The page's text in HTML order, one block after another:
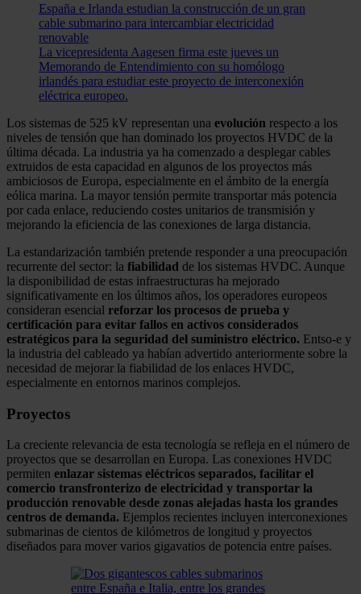
España e Irlanda estudian la construcción de un gran
cable submarino para intercambiar electricidad
renovable
La vicepresidenta Aagesen firma este jueves un
Memorando de Entendimiento con su homólogo
irlandés para estudiar este proyecto de interconexión
eléctrica europeo.
Los sistemas de 525 kV representan una evolución respecto a los
niveles de tensión que han dominado los proyectos HVDC de la
última década. La industria ya ha comenzado a desplegar cables
extruidos de esta capacidad en algunos de los proyectos más
ambiciosos de Europa, especialmente en el ámbito de la energía
eólica marina. La mayor tensión permite transportar más potencia
por cada enlace, reduciendo costes unitarios de transmisión y
mejorando la eficiencia de las conexiones de larga distancia.
La estandarización también pretende responder a una preocupación
recurrente del sector: la fiabilidad de los sistemas HVDC. Aunque
la disponibilidad de estas infraestructuras ha mejorado
significativamente en los últimos años, los operadores europeos
consideran esencial reforzar los procesos de prueba y
certificación para evitar fallos en activos considerados
estratégicos para la seguridad del suministro eléctrico. Entso-e y
la industria del cableado ya habían advertido anteriormente sobre la
necesidad de mejorar la fiabilidad de los enlaces HVDC,
especialmente en entornos marinos complejos.
Proyectos
La creciente relevancia de esta tecnología se refleja en el número de
proyectos que se desarrollan en Europa. Las conexiones HVDC
permiten enlazar sistemas eléctricos separados, facilitar el
comercio transfronterizo de electricidad y transportar la
producción renovable desde zonas alejadas hasta los grandes
centros de demanda. Ejemplos recientes incluyen interconexiones
submarinas de cientos de kilómetros de longitud y proyectos
diseñados para mover varios gigavatios de potencia entre países.